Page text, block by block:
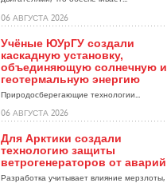
06 АВГУСТА 2026
Учёные ЮУрГУ создали
каскадную установку,
объединяющую солнечную и
геотермальную энергию
Природосберегающие технологии...
06 АВГУСТА 2026
Для Арктики создали
технологию защиты
ветрогенераторов от аварий
Разработка учитывает влияние мерзлоты,